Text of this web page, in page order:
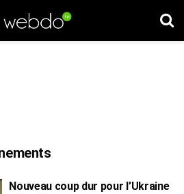
Nouveau coup dur pour l’Ukraine